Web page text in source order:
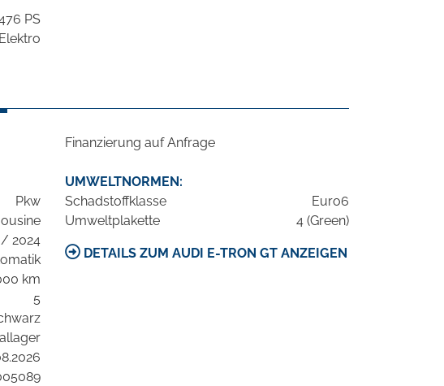
PS
Elektro
Finanzierung auf Anfrage
Pkw
2024
km
5
UMWELTNORMEN:
Schadstoffklasse
Euro6
Umweltplakette
4 (Green)
DETAILS ZUM AUDI E-TRON GT ANZEIGEN